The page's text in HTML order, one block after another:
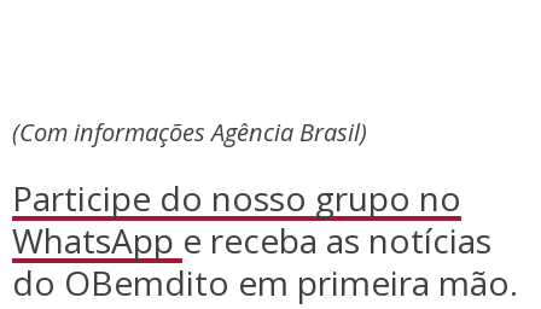
(Com informações Agência Brasil)
Participe do nosso grupo no
WhatsApp e receba as notícias
do OBemdito em primeira mão.